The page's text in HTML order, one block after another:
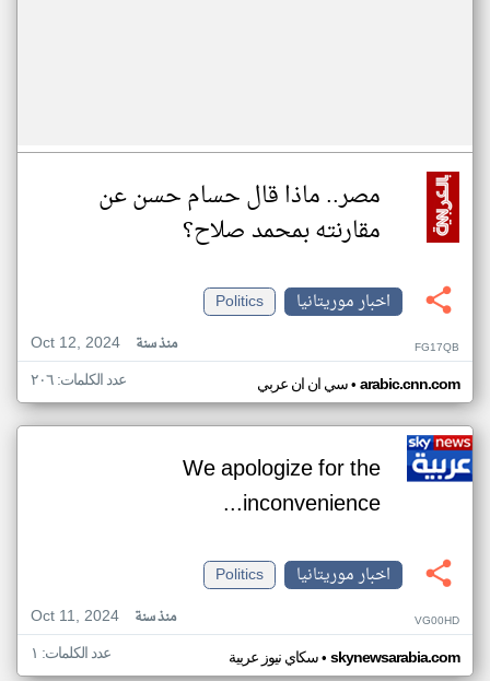
مصر.. ماذا قال حسام حسن عن
مقارنته بمحمد صلاح؟
اخبار موريتانيا
Politics
Oct 12, 2024
منذ سنة FG17QB
سي ان ان عربي• arabic.cnn.com عدد الكلمات: ٢٠٦
We apologize for the
inconvenience...
اخبار موريتانيا
Politics
Oct 11, 2024
منذ سنة VG00HD
سكاي نيوز عربية• skynewsarabia.com عدد الكلمات: ١